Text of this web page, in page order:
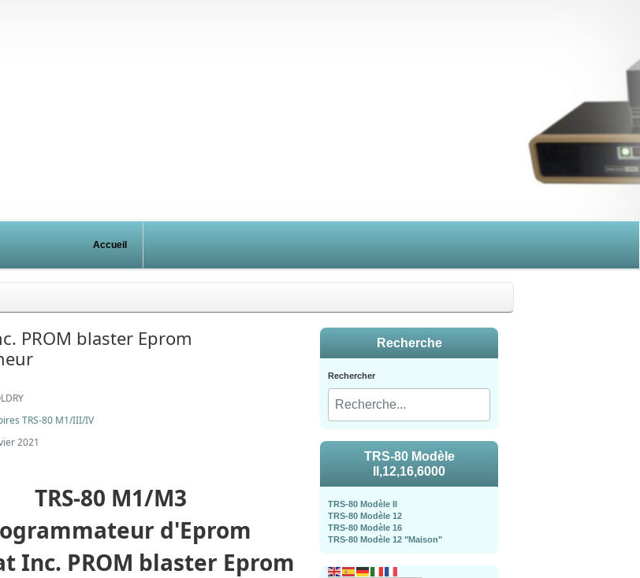
Accueil
PROM blaster Eprom
TRS-80 M1/III/IV
2021
TRS-80 M1/M3
d'Eprom
Inc. PROM blaster Eprom
Recherche
Rechercher
TRS-80 Modèle
II,12,16,6000
TRS-80 Modèle II
TRS-80 Modèle 12
TRS-80 Modèle 16
TRS-80 Modèle 12 "Maison"